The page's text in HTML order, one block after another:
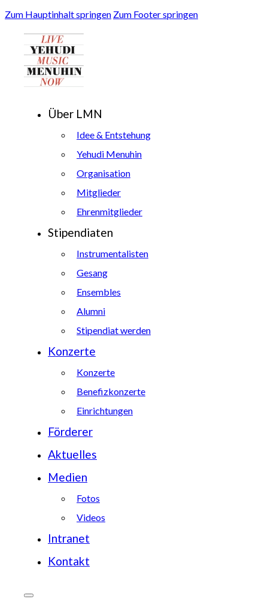
Zum Hauptinhalt springen Zum Footer springen
Über LMN
Idee & Entstehung
Yehudi Menuhin
Organisation
Mitglieder
Ehrenmitglieder
Stipendiaten
Instrumentalisten
Gesang
Ensembles
Alumni
Stipendiat werden
Konzerte
Konzerte
Benefizkonzerte
Einrichtungen
Förderer
Aktuelles
Medien
Fotos
Videos
Intranet
Kontakt